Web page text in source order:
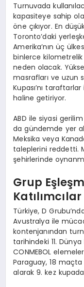
Turnuvada
kapasiteye sahip
öne çıkıyor. En
Toronto’daki
Amerika’nın üç
binlerce kilometrelik
neden olacak.
masrafları ve uzun
Kupası’nı
haline getiriyor.
ABD ile siyasi gerilim
da gündemde yer
Meksika veya
taleplerini reddetti.
şehirlerinde
Grup
Katılımcılar
Türkiye, D
Avustralya ile
kontenjanından
tarihindeki 11.
CONMEBOL
Paraguay, 18 maçta
alarak 9. kez